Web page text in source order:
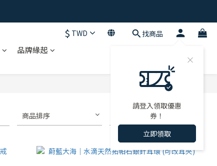
$ TWD 找商品
請登入領取優惠
券！
立即領取
品牌緣起
商品排序 每頁顯示 72 個